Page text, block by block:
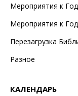
Мероприятия к
Мероприятия к
Перезагрузка
Разное
КАЛЕНДАРЬ